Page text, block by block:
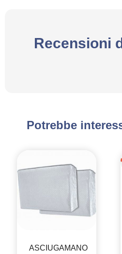
Recensioni
Potrebbe
ASCIUGAMANO